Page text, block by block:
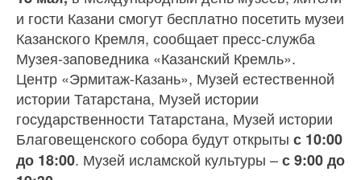
и гости Казани смогут бесплатно посетить музеи
Казанского Кремля, сообщает пресс-служба
Музея-заповедника «Казанский Кремль».
Центр «Эрмитаж-Казань», Музей естественной
истории Татарстана, Музей истории
государственности Татарстана, Музей истории
Благовещенского собора будут открыты с 10:00
до 18:00. Музей исламской культуры –с 9:00 до